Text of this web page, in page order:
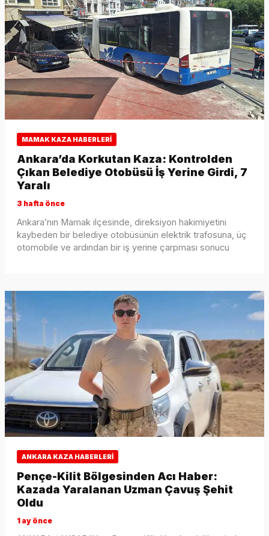
MAMAK KAZA HABERLERI
Ankara’da Korkutan Kaza: Kontrolden
Çıkan Belediye Otobüsü İş Yerine Girdi, 7
Yaralı
3 hafta önce
Ankara’nın Mamak ilçesinde, direksiyon hakimiyetini
kaybeden bir belediye otobüsünün elektrik trafosuna, üç
otomobile ve ardından bir iş yerine çarpması sonucu
ANKARA KAZA HABERLERI
Pençe-Kilit Bölgesinden Acı Haber:
Kazada Yaralanan Uzman Çavuş Şehit
Oldu
1 ay önce